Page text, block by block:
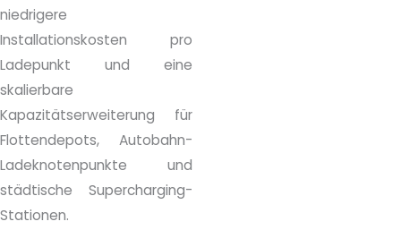
niedrigere
Installationskosten pro
Ladepunkt und eine
skalierbare
Kapazitätserweiterung für
Flottendepots, Autobahn-
Ladeknotenpunkte und
städtische Supercharging-
Stationen.